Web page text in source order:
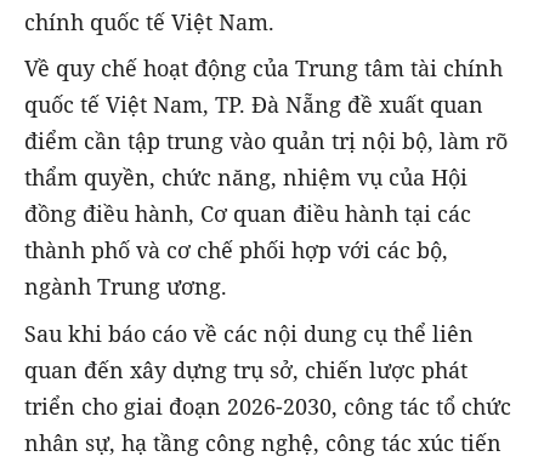
chính quốc tế Việt Nam.
Về quy chế hoạt động của Trung tâm tài chính
quốc tế Việt Nam, TP. Đà Nẵng đề xuất quan
điểm cần tập trung vào quản trị nội bộ, làm rõ
thẩm quyền, chức năng, nhiệm vụ của Hội
đồng điều hành, Cơ quan điều hành tại các
thành phố và cơ chế phối hợp với các bộ,
ngành Trung ương.
Sau khi báo cáo về các nội dung cụ thể liên
quan đến xây dựng trụ sở, chiến lược phát
triển cho giai đoạn 2026-2030, công tác tổ chức
nhân sự, hạ tầng công nghệ, công tác xúc tiến